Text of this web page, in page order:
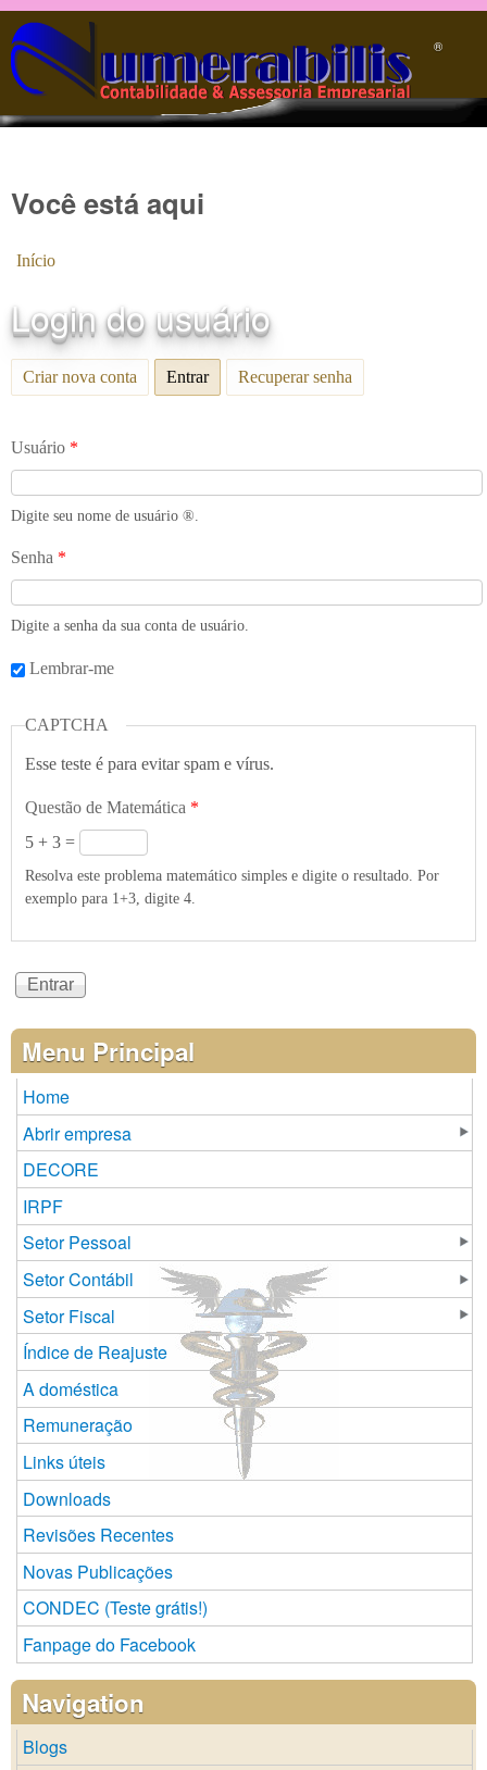
Pular para o conteúdo principal
®️
Você está aqui
Início
Login do usuário
Criar nova conta Entrar(aba ativa)
Recuperar senha
Usuário *
Digite seu nome de usuário ®️.
Senha *
Digite a senha da sua conta de usuário.
Lembrar-me
CAPTCHA
Esse teste é para evitar spam e vírus.
Questão de Matemática *
5 + 3 =
Resolva este problema matemático simples e digite o resultado. Por
exemplo para 1+3, digite 4.
Menu Principal
Home
Abrir empresa
DECORE
IRPF
Setor Pessoal
Setor Contábil
Setor Fiscal
Índice de Reajuste
A doméstica
Remuneração
Links úteis
Downloads
Revisões Recentes
Novas Publicações
CONDEC (Teste grátis!)
Fanpage do Facebook
Navigation
Blogs